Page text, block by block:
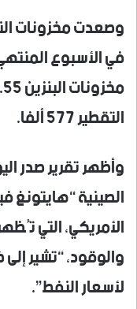
التقطير 577 ألفا.
وأظهر تقرير صدر
الصينية “هايتونغ
الأمريكي، التي
والوقود، “تشير
لأسعار النفط”.